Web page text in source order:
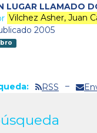
LUGAR LLAMADO
Vilchez Asher, Juan
2005
RSS